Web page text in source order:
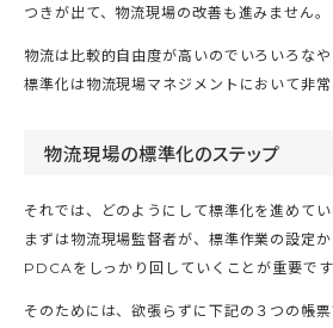
つきが出て、物流現場の改善も進みません。
物流は比較的自由度が高いのでいろいろなや
標準化は物流現場マネジメントにおいて非常
物流現場の標準化のステップ
それでは、どのようにして標準化を進めてい
まずは物流現場監督者が、標準作業の設定
PDCAをしっかり回していくことが重要です
そのためには、欲張らずに下記の３つの帳